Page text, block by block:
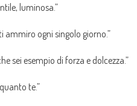
luminosa.”
ammiro ogni singolo giorno.”
sei esempio di forza e dolcezza.”
te.”